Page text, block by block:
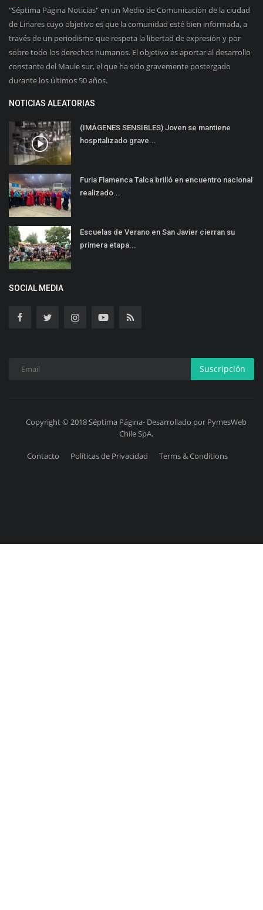
"Séptima Página Noticias" en un Medio de Comunicación de la ciudad
de Linares cuyo objetivo es que la comunidad esté bien informada, a
través de un periodismo que respeta la libertad de expresión y por
sobre todo los derechos humanos. El objetivo es aportar al desarrollo
constante del Maule sur, el que ha sido gravemente postergado
durante los últimos 50 años.
NOTICIAS ALEATORIAS
(IMÁGENES SENSIBLES) Joven se mantiene
hospitalizado grave...
Furia Flamenca Talca brilló en encuentro nacional
realizado...
Escuelas de Verano en San Javier cierran su
primera etapa...
SOCIAL MEDIA
Suscripción
Copyright © 2018 Séptima Página- Desarrollado por PymesWeb
Chile SpA.
Contacto Políticas de Privacidad Terms & Conditions